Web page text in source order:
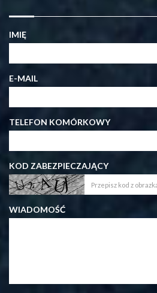
IMIĘ
E-MAIL
TELEFON KOMÓRKOWY
KOD ZABEZPIECZAJĄCY
WIADOMOŚĆ